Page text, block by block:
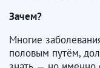
Зачем?
Многие
половым путём,